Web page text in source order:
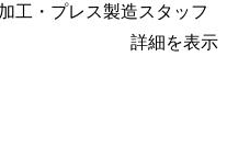
工・プレス製造スタッフ
詳細を表示